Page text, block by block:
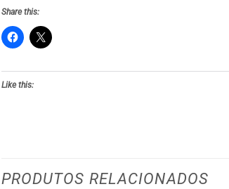
Share this:
Like this:
PRODUTOS RELACIONADOS